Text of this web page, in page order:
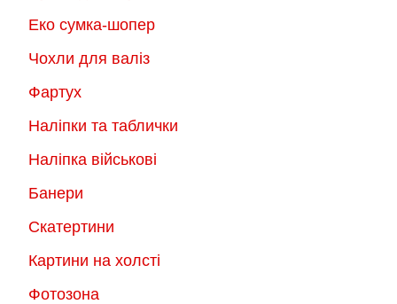
Еко сумка-шопер
Чохли для валіз
Фартух
Наліпки та таблички
Наліпка військові
Банери
Скатертини
Картини на холсті
Фотозона